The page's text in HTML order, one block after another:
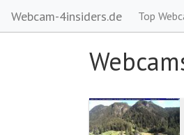
Webcam-4insiders.de Top